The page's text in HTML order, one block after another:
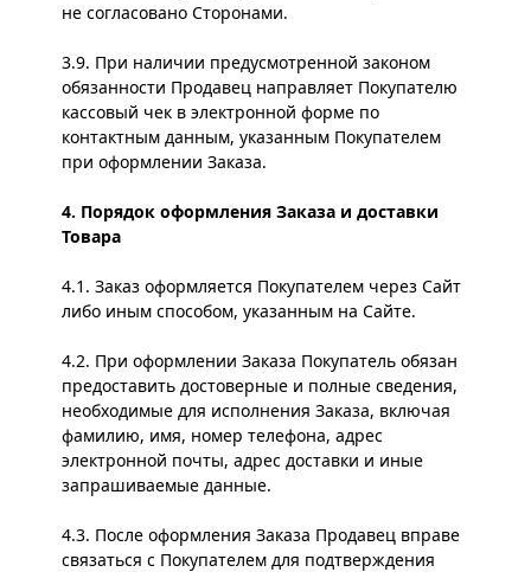
не согласовано Сторонами.
3.9. При наличии предусмотренной законом
обязанности Продавец направляет Покупателю
кассовый чек в электронной форме по
контактным данным, указанным Покупателем
при оформлении Заказа.
4. Порядок оформления Заказа и доставки
Товара
4.1. Заказ оформляется Покупателем через Сайт
либо иным способом, указанным на Сайте.
4.2. При оформлении Заказа Покупатель обязан
предоставить достоверные и полные сведения,
необходимые для исполнения Заказа, включая
фамилию, имя, номер телефона, адрес
электронной почты, адрес доставки и иные
запрашиваемые данные.
4.3. После оформления Заказа Продавец вправе
связаться с Покупателем для подтверждения